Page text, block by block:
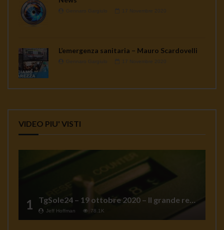
L’emergenza sanitaria – Mauro Scardovelli
VIDEO PIU' VISTI
1 TgSole24 – 19 ottobre 2020 – Il grande reset
Jeff Hoffman 78.1K